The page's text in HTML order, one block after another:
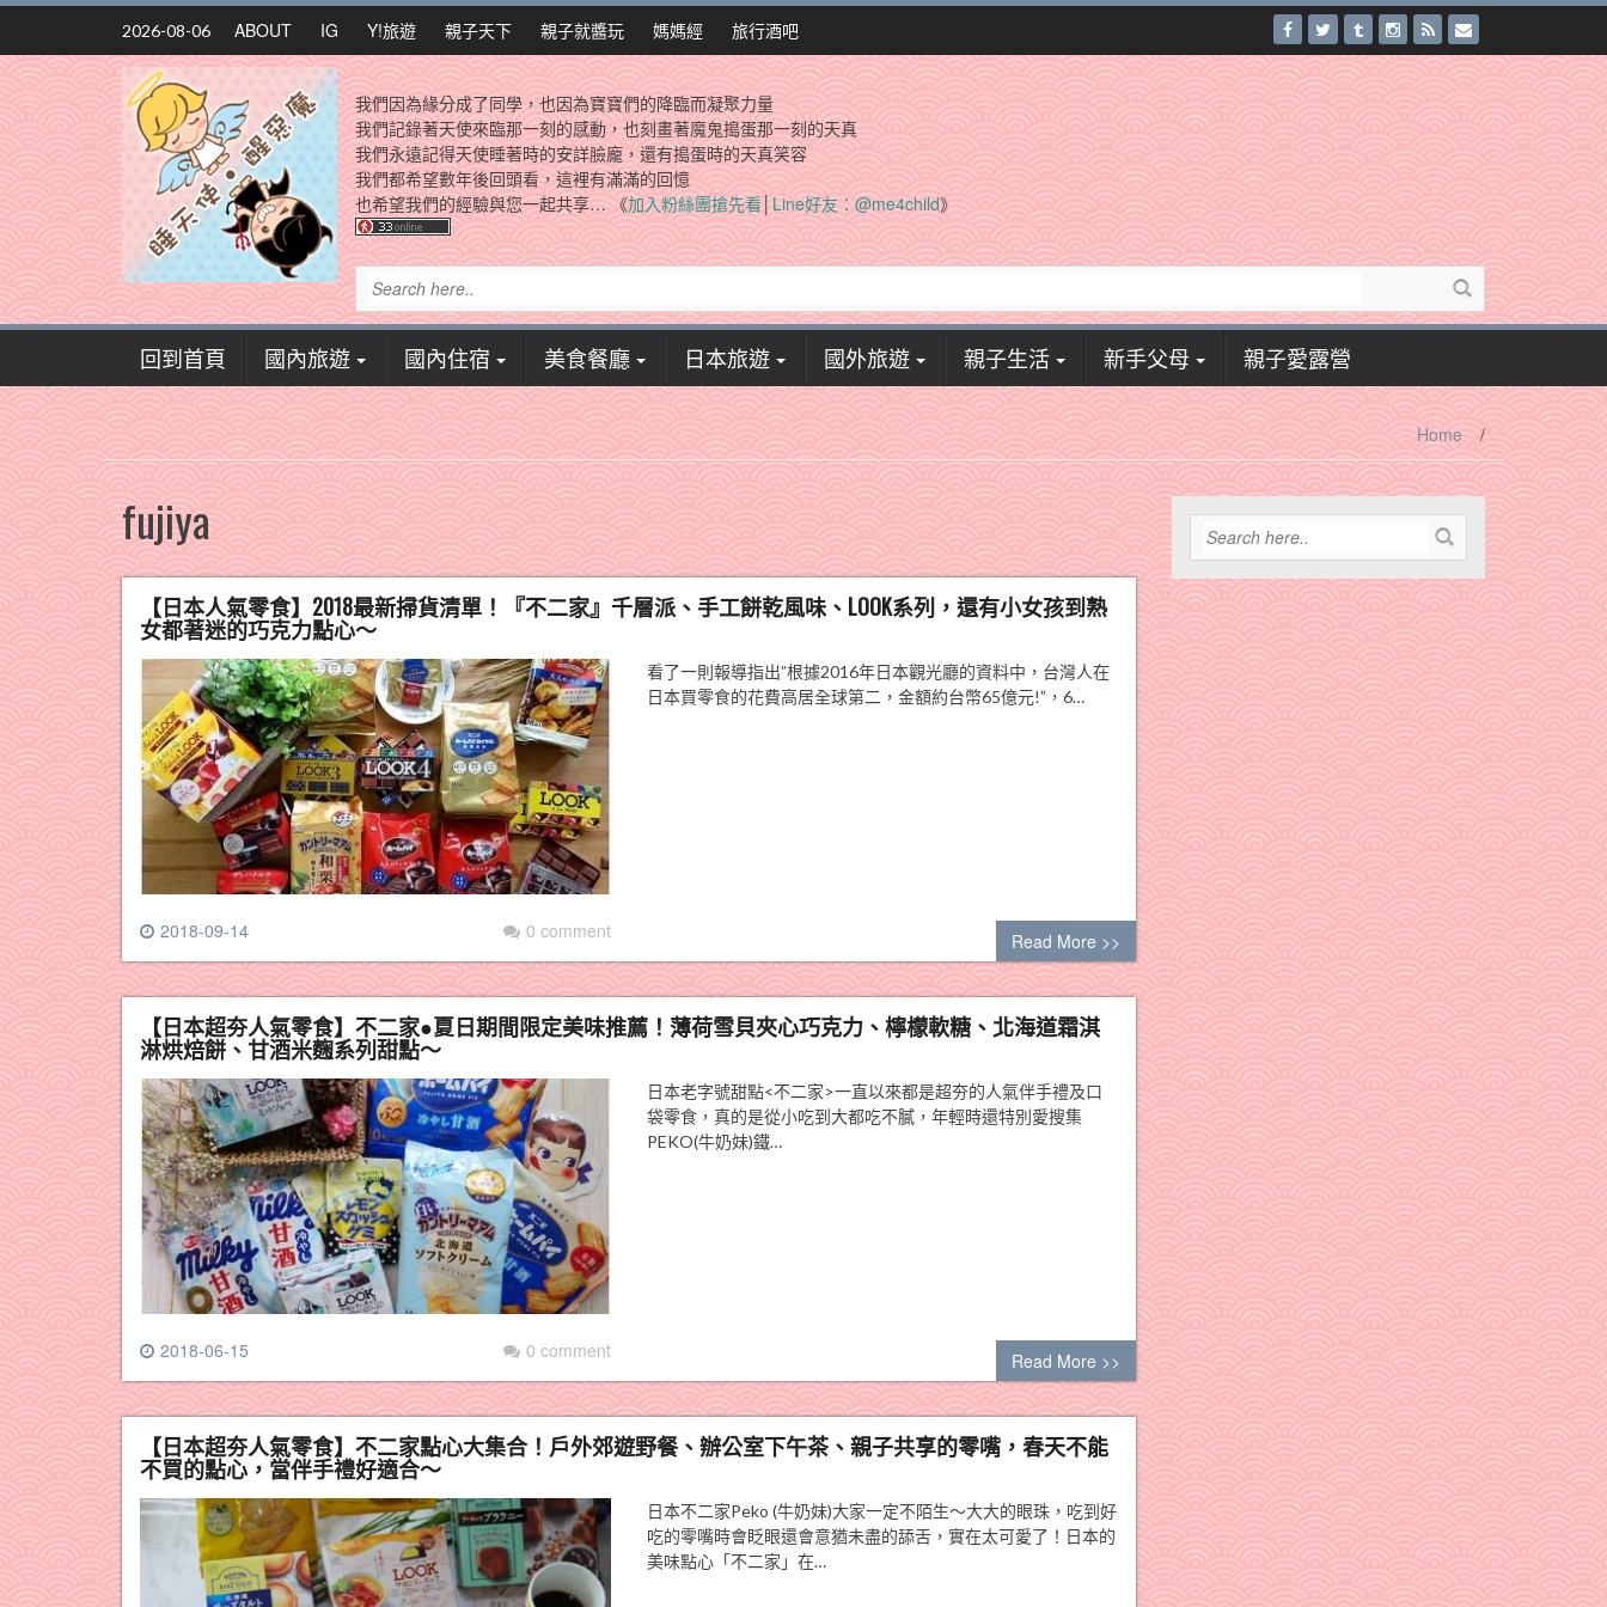
Skip
content
2026-08-06 ABOUT IG Y!旅遊 親子天下 親子就醬玩 媽媽經 旅行酒吧
我們因為緣分成了同學，也因為寶寶們的降臨而凝聚力量
我們記錄著天使來臨那一刻的感動，也刻畫著魔鬼搗蛋那一刻的天真
我們永遠記得天使睡著時的安詳臉龐，還有搗蛋時的天真笑容
我們都希望數年後回頭看，這裡有滿滿的回憶
也希望我們的經驗與您一起共享… 《加入粉絲團搶先看│Line好友：@me4child》
回到首頁 國內旅遊 國內住宿 美食餐廳 日本旅遊 國外旅遊 親子生活 新手父母 親子愛露營
Home /
fujiya
【日本人氣零食】2018最新掃貨清單！『不二家』千層派、手工餅乾風味、LOOK系列，還有小女孩到熟
女都著迷的巧克力點心～
2018-09-14 0 comment
看了一則報導指出”根據2016年日本觀光廳的資料中，台灣人在
日本買零食的花費高居全球第二，金額約台幣65億元!”，6…
Read More >>
【日本超夯人氣零食】不二家●夏日期間限定美味推薦！薄荷雪貝夾心巧克力、檸檬軟糖、北海道霜淇
淋烘焙餅、甘酒米麴系列甜點～
2018-06-15 0 comment
日本老字號甜點<不二家>一直以來都是超夯的人氣伴手禮及口
袋零食，真的是從小吃到大都吃不膩，年輕時還特別愛搜集
PEKO(牛奶妹)鐵…
Read More >>
【日本超夯人氣零食】不二家點心大集合！戶外郊遊野餐、辦公室下午茶、親子共享的零嘴，春天不能
不買的點心，當伴手禮好適合～
日本不二家Peko (牛奶妹)大家一定不陌生～大大的眼珠，吃到好
吃的零嘴時會眨眼還會意猶未盡的舔舌，實在太可愛了！日本的
美味點心「不二家」在…